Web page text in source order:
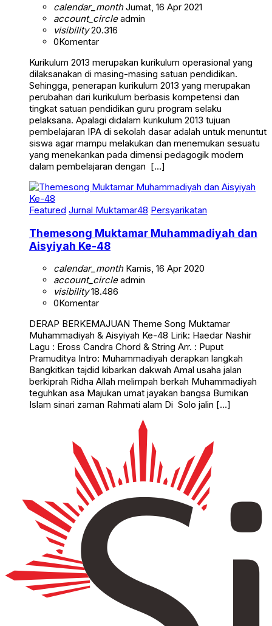
calendar_monthJumat, 16 Apr 2021
account_circleadmin
visibility20.316
0Komentar
Kurikulum 2013 merupakan kurikulum operasional yang
dilaksanakan di masing-masing satuan pendidikan.
Sehingga, penerapan kurikulum 2013 yang merupakan
perubahan dari kurikulum berbasis kompetensi dan
tingkat satuan pendidikan guru program selaku
pelaksana. Apalagi didalam kurikulum 2013 tujuan
pembelajaran IPA di sekolah dasar adalah untuk menuntut
siswa agar mampu melakukan dan menemukan sesuatu
yang menekankan pada dimensi pedagogik modern
dalam pembelajaran dengan […]
Featured Jurnal Muktamar48 Persyarikatan
Themesong Muktamar Muhammadiyah dan
Aisyiyah Ke-48
calendar_monthKamis, 16 Apr 2020
account_circleadmin
visibility18.486
0Komentar
DERAP BERKEMAJUAN Theme Song Muktamar
Muhammadiyah & Aisyiyah Ke-48 Lirik: Haedar Nashir
Lagu : Eross Candra Chord & String Arr. : Puput
Pramuditya Intro: Muhammadiyah derapkan langkah
Bangkitkan tajdid kibarkan dakwah Amal usaha jalan
berkiprah Ridha Allah melimpah berkah Muhammadiyah
teguhkan asa Majukan umat jayakan bangsa Bumikan
Islam sinari zaman Rahmati alam Di Solo jalin […]